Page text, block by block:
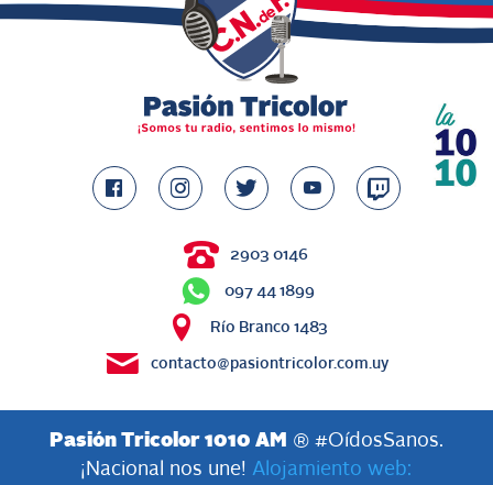
2903 0146
097 44 1899
Río Branco 1483
contacto@pasiontricolor.com.uy
Pasión Tricolor 1010 AM
® #OídosSanos.
¡Nacional nos une! Alojamiento web: